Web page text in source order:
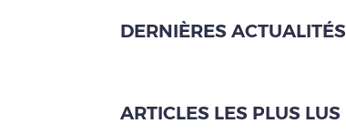
DERNIÈRES ACTUALITÉS
ARTICLES LES PLUS LUS